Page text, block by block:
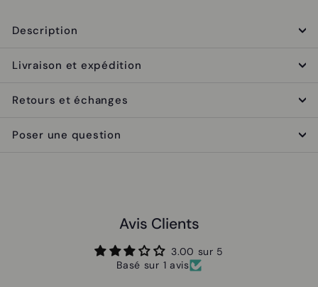
Description
Livraison et expédition
Retours et échanges
Poser une question
Avis Clients
3.00 sur 5
Basé sur 1 avis